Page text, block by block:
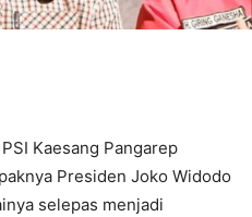
Kaesang Pangarep
Presiden Joko Widodo
selepas menjadi